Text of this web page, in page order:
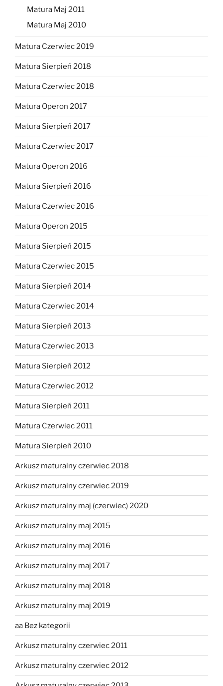
Matura Maj 2011
Matura Maj 2010
Matura Czerwiec 2019
Matura Sierpień 2018
Matura Czerwiec 2018
Matura Operon 2017
Matura Sierpień 2017
Matura Czerwiec 2017
Matura Operon 2016
Matura Sierpień 2016
Matura Czerwiec 2016
Matura Operon 2015
Matura Sierpień 2015
Matura Czerwiec 2015
Matura Sierpień 2014
Matura Czerwiec 2014
Matura Sierpień 2013
Matura Czerwiec 2013
Matura Sierpień 2012
Matura Czerwiec 2012
Matura Sierpień 2011
Matura Czerwiec 2011
Matura Sierpień 2010
Arkusz maturalny czerwiec 2018
Arkusz maturalny czerwiec 2019
Arkusz maturalny maj (czerwiec) 2020
Arkusz maturalny maj 2015
Arkusz maturalny maj 2016
Arkusz maturalny maj 2017
Arkusz maturalny maj 2018
Arkusz maturalny maj 2019
aa Bez kategorii
Arkusz maturalny czerwiec 2011
Arkusz maturalny czerwiec 2012